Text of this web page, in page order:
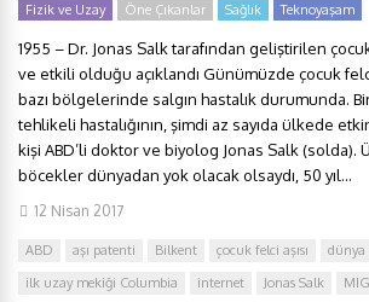
Fizik ve Uzay Öne Çıkanlar Sağlık Teknoyaşam
1955 – Dr. Jonas Salk tarafından geliştirilen
ve etkili olduğu açıklandı Günümüzde çocuk
bazı bölgelerinde salgın hastalık durumunda.
tehlikeli hastalığının, şimdi az sayıda ülkede
kişi ABD’li doktor ve biyolog Jonas Salk (solda).
böcekler dünyadan yok olacak olsaydı, 50 yıl...
12 Nisan 2017
ABD aşı patenti Bilkent çocuk felci aşısı
dünya
ilk uzay mekiği Columbia
internet Jonas Salk